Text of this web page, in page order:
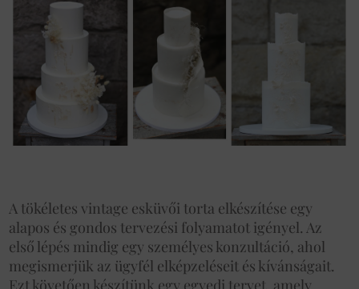
A tökéletes vintage esküvői torta elkészítése egy
alapos és gondos tervezési folyamatot igényel. Az
első lépés mindig egy személyes konzultáció, ahol
megismerjük az ügyfél elképzeléseit és kívánságait.